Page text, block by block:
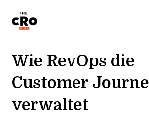
Wie RevOps die
Customer
verwaltet